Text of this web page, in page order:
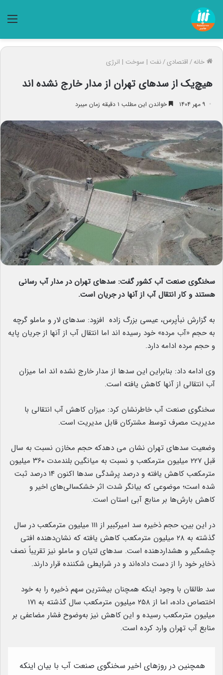
خانه/اقتصادی/نفت | سوخت | انرژی
هیچ‌یک از سدهای تهران از مدار خارج نشده اند
۹ مهر ۱۴۰۴ خواندن این مطلب ۱ دقیقه زمان میبرد
سخنگوی صنعت آب کشور گفت: سدهای تهران در مدار آب رسانی
هستند و کار انتقال آب از آنها در جریان است.
به گزارش نبأپرس، عیسی بزرگ زاده افزود: سدهای لار و ماملو گرچه
به حجم «آب مرده» خود رسیده اند اما انتقال آب از آنها از جریان پایه
و حجم مرده ادامه دارد.
وی ادامه داد: بنابراین این سدها از مدار خارج نشده اند اما میزان
آب انتقالی از آنها کاهش یافته است.
سخنگوی صنعت آب خاطرنشان کرد: میزان کاهش آب انتقالی با
مدیریت مصرف توسط مشترکان قابل مدیریت است.
وضعیت سدهای تهران نشان می دهدکه حجم مخازن نسبت به سال
قبل ۲۲۷ میلیون مترمکعب و نسبت به میانگین بلندمدت ۳۶۰ میلیون
مترمکعب کاهش یافته و درصد پرشدگی سدها اکنون ۱۴ درصد ثبت
شده است؛ موضوعی که بیانگر شدت اثر خشکسالی‌های اخیر و
کاهش بارش‌ها بر منابع آبی استان است.
در این بین، حجم ذخیره سد امیرکبیر از ۱۱۱ میلیون مترمکعب در سال
گذشته به ۲۸ میلیون مترمکعب کاهش یافته که نشان‌دهنده افتی
چشمگیر و هشداردهنده است. سدهای لتیان و ماملو نیز تقریباً نصف
ذخایر خود را از دست داده‌اند و در شرایطی شکننده قرار دارند.
سد طالقان با وجود اینکه همچنان بیشترین سهم ذخیره را به خود
اختصاص داده، اما از ۲۵۸ میلیون مترمکعب سال گذشته به ۱۷۱
میلیون مترمکعب رسیده و این کاهش نیز به‌وضوح فشار مضاعفی بر
منابع آب تهران وارد کرده است.
همچنین در روزهای اخیر سخنگوی صنعت آب با بیان اینکه